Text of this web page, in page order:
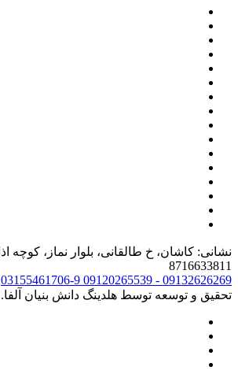
8716633811
09132626269 - 09120265539
03155461706-9
تحقیق و توسعه توسط هلدینگ دانش بنیان آلفا.